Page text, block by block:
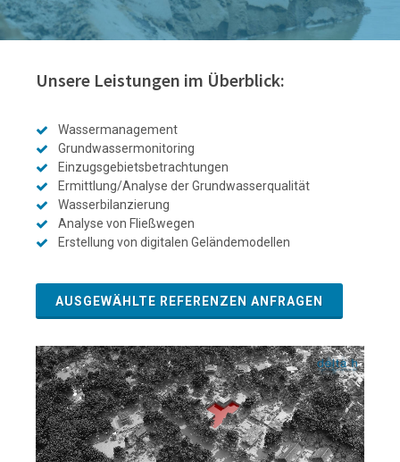
Unsere Leistungen im Überblick:
Wassermanagement
Grundwassermonitoring
Einzugsgebietsbetrachtungen
Ermittlung/Analyse der Grundwasserqualität
Wasserbilanzierung
Analyse von Fließwegen
Erstellung von digitalen Geländemodellen
AUSGEWÄHLTE REFERENZEN ANFRAGEN